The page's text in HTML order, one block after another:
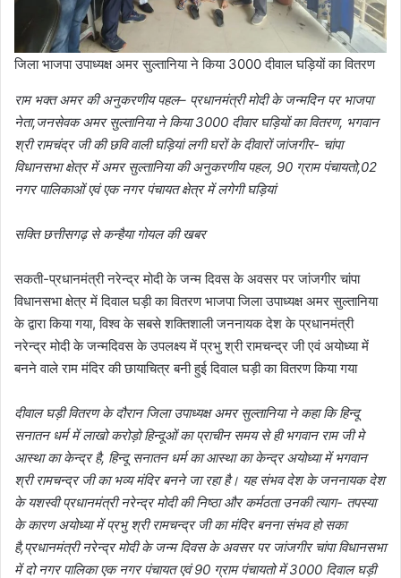
जिला भाजपा उपाध्यक्ष अमर सुल्तानिया ने किया 3000 दीवाल घड़ियों का वितरण
राम भक्त अमर की अनुकरणीय पहल– प्रधानमंत्री मोदी के जन्मदिन पर भाजपा
नेता,जनसेवक अमर सुल्तानिया ने किया 3000 दीवार घड़ियों का वितरण, भगवान
श्री रामचंद्र जी की छवि वाली घड़ियां लगी घरों के दीवारों जांजगीर- चांपा
विधानसभा क्षेत्र में अमर सुल्तानिया की अनुकरणीय पहल, 90 ग्राम पंचायतो,02
नगर पालिकाओं एवं एक नगर पंचायत क्षेत्र में लगेगी घड़ियां
सक्ति छत्तीसगढ़ से कन्हैया गोयल की खबर
सकती-प्रधानमंत्री नरेन्द्र मोदी के जन्म दिवस के अवसर पर जांजगीर चांपा
विधानसभा क्षेत्र में दिवाल घड़ी का वितरण भाजपा जिला उपाध्यक्ष अमर सुल्तानिया
के द्वारा किया गया, विश्व के सबसे शक्तिशाली जननायक देश के प्रधानमंत्री
नरेन्द्र मोदी के जन्मदिवस के उपलक्ष्य में प्रभु श्री रामचन्द्र जी एवं अयोध्या में
बनने वाले राम मंदिर की छायाचित्र बनी हुई दिवाल घड़ी का वितरण किया गया
दीवाल घड़ी वितरण के दौरान जिला उपाध्यक्ष अमर सुल्तानिया ने कहा कि हिन्दू
सनातन धर्म में लाखो करोड़ो हिन्दूओं का प्राचीन समय से ही भगवान राम जी मे
आस्था का केन्द्र है, हिन्दू सनातन धर्म का आस्था का केन्द्र अयोध्या में भगवान
श्री रामचन्द्र जी का भव्य मंदिर बनने जा रहा है। यह संभव देश के जननायक देश
के यशस्वी प्रधानमंत्री नरेन्द्र मोदी की निष्ठा और कर्मठता उनकी त्याग- तपस्या
के कारण अयोध्या में प्रभु श्री रामचन्द्र जी का मंदिर बनना संभव हो सका
है,प्रधानमंत्री नरेन्द्र मोदी के जन्म दिवस के अवसर पर जांजगीर चांपा विधानसभा
में दो नगर पालिका एक नगर पंचायत एवं 90 ग्राम पंचायतो में 3000 दिवाल घड़ी